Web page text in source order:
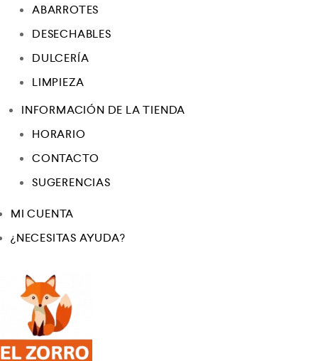
ABARROTES
DESECHABLES
DULCERÍA
LIMPIEZA
INFORMACIÓN DE LA TIENDA
HORARIO
CONTACTO
SUGERENCIAS
MI CUENTA
¿NECESITAS AYUDA?